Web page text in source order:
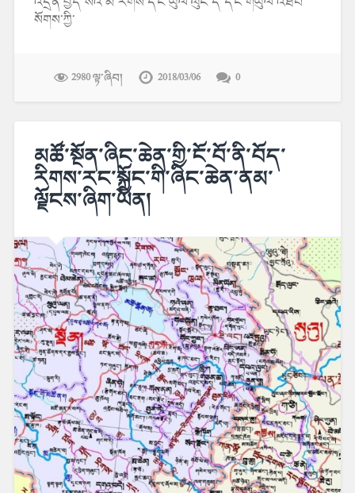
སོགས་ཀྱི་
2980 ལྟ་ཞིབ། 2018/03/06 0
མཚོ་སྔོན་ཞིང་ཆེན་གྱི་ངོ་བོ་ནི་བོད་
རིགས་རང་སྐྱོང་གི་ཞིང་ཆེན་ནམ་
ལྗོངས་ཞིག་ཡིན།